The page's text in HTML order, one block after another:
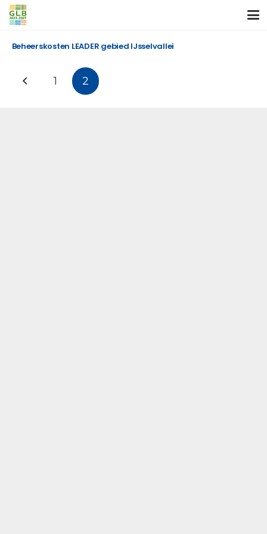
Beheerskosten LEADER gebied IJsselvallei
1 2